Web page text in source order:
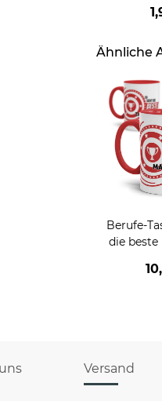
Ähnliche
Berufe-
die beste
Versand